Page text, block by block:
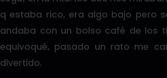
q estaba rico, era algo bajo pero
andaba con un bolso café de los
equivoqué, pasado un rato me
divertido.